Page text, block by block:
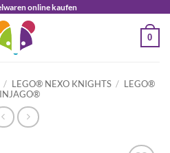
online kaufen
0
/ LEGO® NEXO KNIGHTS / LEGO®